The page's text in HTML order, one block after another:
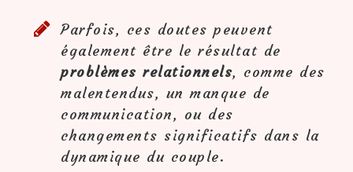
Parfois, ces doutes peuvent
également être le résultat de
problèmes relationnels, comme des
malentendus, un manque de
communication, ou des
changements significatifs dans la
dynamique du couple.